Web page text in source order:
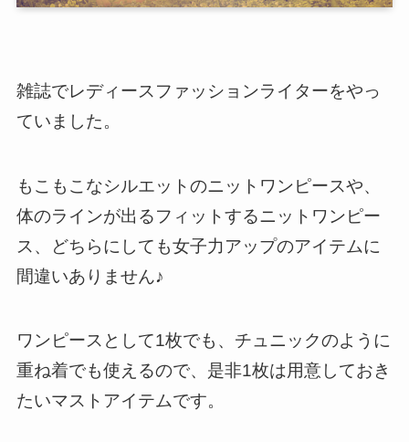
雑誌でレディースファッションライターをやっ
ていました。
もこもこなシルエットのニットワンピースや、
体のラインが出るフィットするニットワンピー
ス、どちらにしても女子力アップのアイテムに
間違いありません♪
ワンピースとして1枚でも、チュニックのように
重ね着でも使えるので、是非1枚は用意しておき
たいマストアイテムです。